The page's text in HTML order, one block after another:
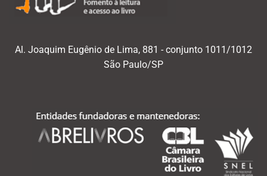
Al. Joaquim Eugênio de Lima, 881 - conjunto 1011/1012
São Paulo/SP